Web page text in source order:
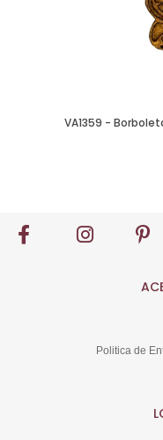
VA1359 -
Politica de